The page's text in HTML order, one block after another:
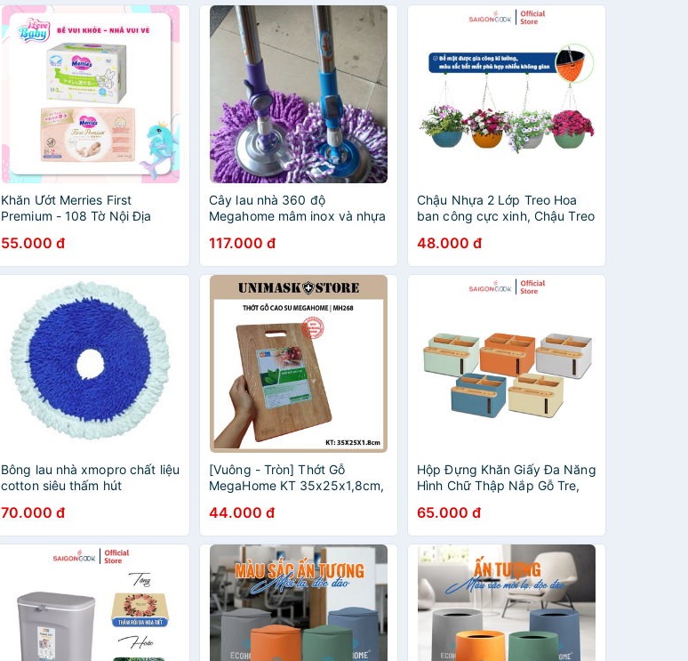
Khăn Ướt Merries First
Premium - 108 Tờ Nội Địa
55.000 đ
Cây lau nhà 360 độ
Megahome mâm inox và nhựa
117.000 đ
Chậu Nhựa 2 Lớp Treo Hoa
ban công cực xinh, Chậu Treo
48.000 đ
Bông lau nhà xmopro chất liệu
cotton siêu thấm hút
70.000 đ
[Vuông - Tròn] Thớt Gỗ
MegaHome KT 35x25x1,8cm,
Toàn Với Con Người Thân
Thiện Với Môi Trường
44.000 đ
Hộp Đựng Khăn Giấy Đa Năng
Hình Chữ Thập Nắp Gỗ Tre,
Cấp Saigoncook
65.000 đ